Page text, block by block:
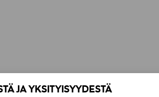
JA YKSITYISYYDESTÄ